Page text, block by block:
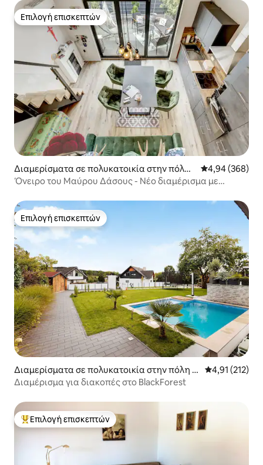
Επιλογή επισκεπτών
Επιλογή επισκεπτών
Διαμερίσματα σε πολυκατοικία στην πόλη
Neuried
Μέση
4,94 (368)
Όνειρο του Μαύρου Δάσους - Νέο διαμέρισμα με
Επιλογή επισκεπτών
Επιλογή επισκεπτών
Διαμερίσματα σε πολυκατοικία στην πόλη Vi
llingen-Schwenningen
Μέση
4,91 (212)
Διαμέρισμα για διακοπές στο BlackForest
Κορυφαία επιλογή επισκεπτών
Επιλογή επισκεπτών